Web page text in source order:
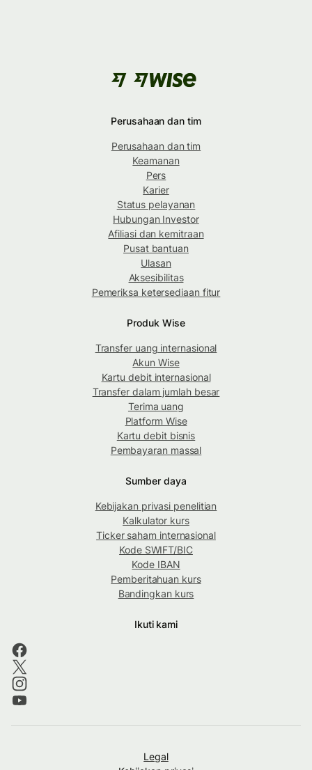
Perusahaan dan tim
Perusahaan dan tim
Keamanan
Pers
Karier
Status pelayanan
Hubungan Investor
Afiliasi dan kemitraan
Pusat bantuan
Ulasan
Aksesibilitas
Pemeriksa ketersediaan fitur
Produk Wise
Transfer uang internasional
Akun Wise
Kartu debit internasional
Transfer dalam jumlah besar
Terima uang
Platform Wise
Kartu debit bisnis
Pembayaran massal
Sumber daya
Kebijakan privasi penelitian
Kalkulator kurs
Ticker saham internasional
Kode SWIFT/BIC
Kode IBAN
Pemberitahuan kurs
Bandingkan kurs
Ikuti kami
Legal